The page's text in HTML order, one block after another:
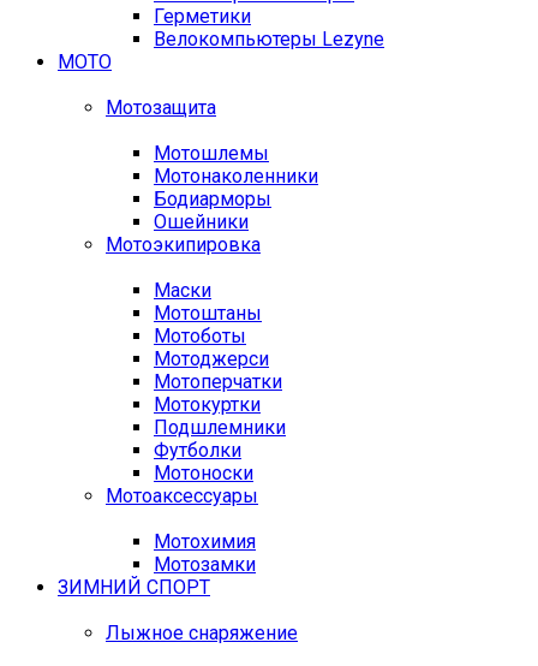
Герметики
Велокомпьютеры Lezyne
МОТО
Мотозащита
Мотошлемы
Мотонаколенники
Бодиарморы
Ошейники
Мотоэкипировка
Маски
Мотоштаны
Мотоботы
Мотоджерси
Мотоперчатки
Мотокуртки
Подшлемники
Футболки
Мотоноски
Мотоаксессуары
Мотохимия
Мотозамки
ЗИМНИЙ СПОРТ
Лыжное снаряжение